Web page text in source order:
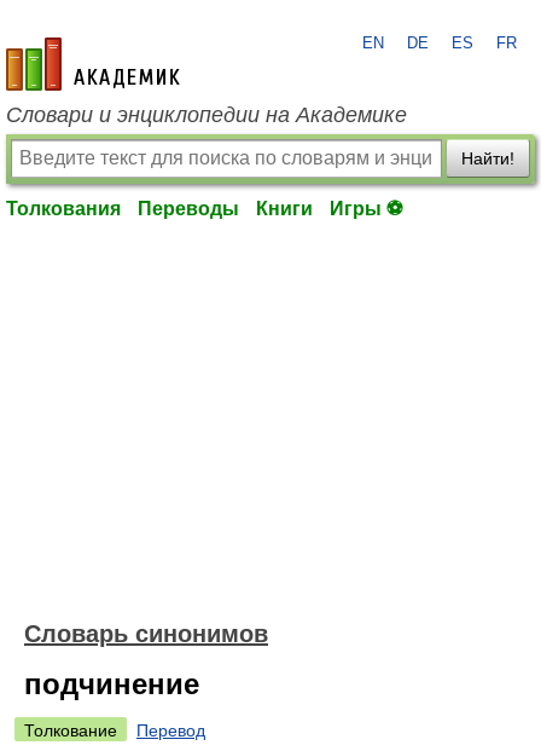
academic.ru
EN DE ES FR
Словари и энциклопедии на Академике
Найти!
Толкования Переводы Книги Игры ⚽
Словарь синонимов
подчинение
Толкование
Перевод